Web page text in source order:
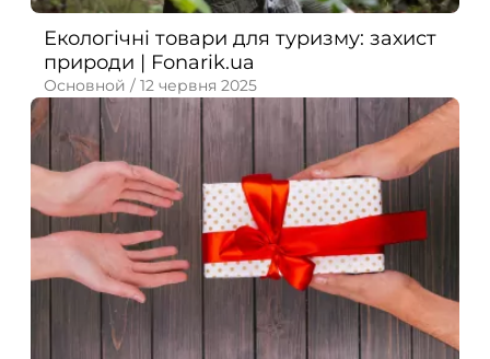
Екологічні товари для туризму: захист
природи | Fonarik.ua
Основной / 12 червня 2025